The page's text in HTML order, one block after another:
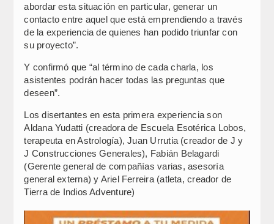
abordar esta situación en particular, generar un
contacto entre aquel que está emprendiendo a través
de la experiencia de quienes han podido triunfar con
su proyecto”.
Y confirmó que “al término de cada charla, los
asistentes podrán hacer todas las preguntas que
deseen”.
Los disertantes en esta primera experiencia son
Aldana Yudatti (creadora de Escuela Esotérica Lobos,
terapeuta en Astrología), Juan Urrutia (creador de J y
J Construcciones Generales), Fabián Belagardi
(Gerente general de compañías varias, asesoría
general externa) y Ariel Ferreira (atleta, creador de
Tierra de Indios Adventure)